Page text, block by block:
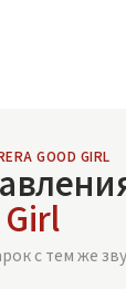
GOOD GIRL
с тем же